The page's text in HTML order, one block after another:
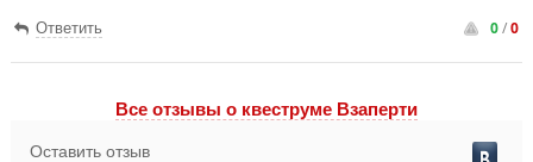
Ответить 0/0
Все отзывы o квеструме Взаперти
Оставить отзыв